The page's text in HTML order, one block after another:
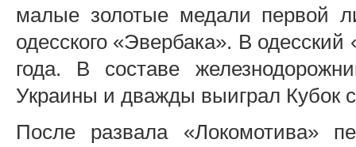
малые золотые медали первой
одесского «Эвербака». В
года. В составе
Украины и дважды выиграл Кубок
После развала «Локомотива»